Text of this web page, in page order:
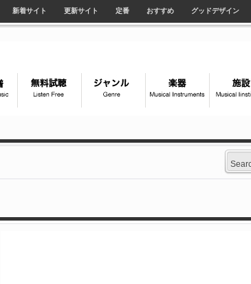
新着サイト 更新サイト 定番 おすすめ グッドデザイン